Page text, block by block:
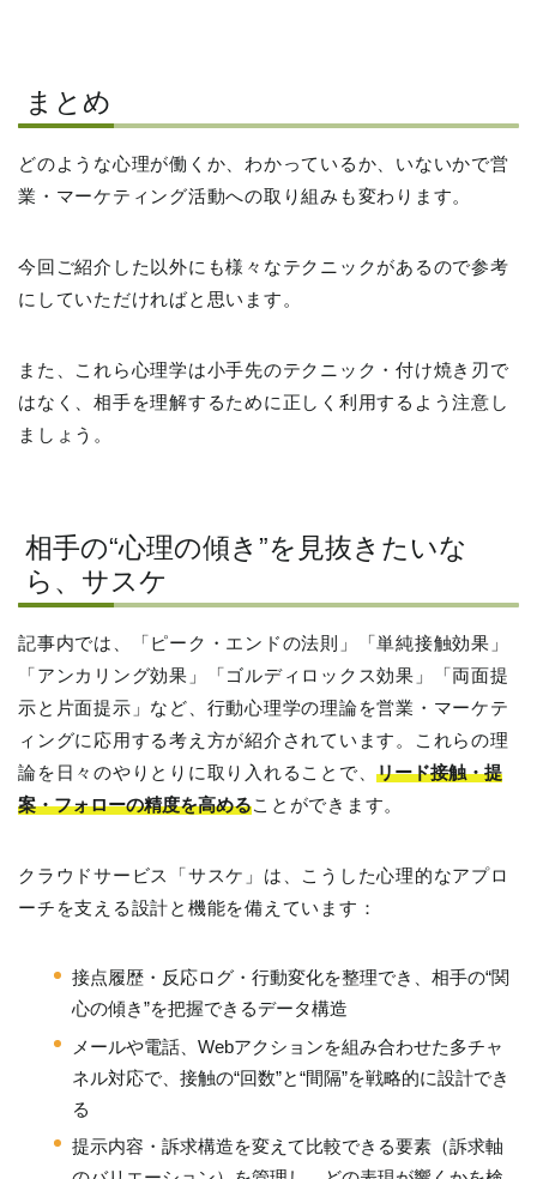
まとめ
どのような心理が働くか、わかっているか、いないかで営
業・マーケティング活動への取り組みも変わります。
今回ご紹介した以外にも様々なテクニックがあるので参考
にしていただければと思います。
また、これら心理学は小手先のテクニック・付け焼き刃で
はなく、相手を理解するために正しく利用するよう注意し
ましょう。
相手の“心理の傾き”を見抜きたいな
ら、サスケ
記事内では、「ピーク・エンドの法則」「単純接触効果」
「アンカリング効果」「ゴルディロックス効果」「両面提
示と片面提示」など、行動心理学の理論を営業・マーケテ
ィングに応用する考え方が紹介されています。これらの理
論を日々のやりとりに取り入れることで、リード接触・提
案・フォローの精度を高めることができます。
クラウドサービス「サスケ」は、こうした心理的なアプロ
ーチを支える設計と機能を備えています：
接点履歴・反応ログ・行動変化を整理でき、相手の“関
心の傾き”を把握できるデータ構造
メールや電話、Webアクションを組み合わせた多チャ
ネル対応で、接触の“回数”と“間隔”を戦略的に設計でき
る
提示内容・訴求構造を変えて比較できる要素（訴求軸